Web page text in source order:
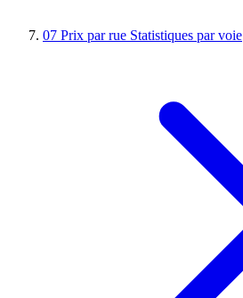
07 Prix par rue Statistiques par voie